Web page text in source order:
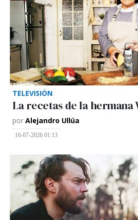
TELEVISIÓN
La recetas de la hermana
por Alejandro Ullúa
16-07-2026 01:13